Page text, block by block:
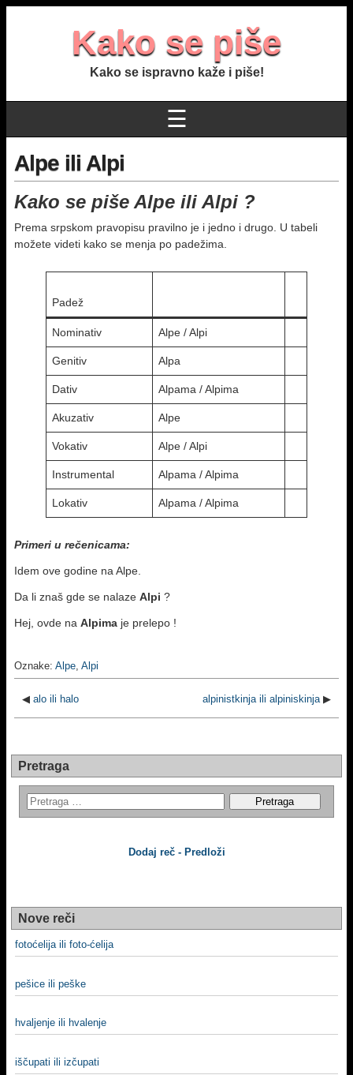
Kako se piše
Kako se ispravno kaže i piše!
☰
Alpe ili Alpi
Kako se piše Alpe ili Alpi ?
Prema srpskom pravopisu pravilno je i jedno i drugo. U tabeli
možete videti kako se menja po padežima.
Padež
Nominativ Alpe / Alpi
Genitiv Alpa
Dativ Alpama / Alpima
Akuzativ Alpe
Vokativ Alpe / Alpi
Instrumental Alpama / Alpima
Lokativ Alpama / Alpima
Primeri u rečenicama:
Idem ove godine na Alpe.
Da li znaš gde se nalaze Alpi ?
Hej, ovde na Alpima je prelepo !
Oznake: Alpe, Alpi
◀ alo ili halo alpinistkinja ili alpiniskinja▶
Pretraga
Dodaj reč - Predloži
Nove reči
fotoćelija ili foto-ćelija
pešice ili peške
hvalјenje ili hvalenje
iščupati ili izčupati